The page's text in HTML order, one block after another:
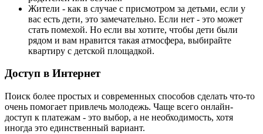
Жители - как в случае с присмотром за детьми, если у
вас есть дети, это замечательно. Если нет - это может
стать помехой. Но если вы хотите, чтобы дети были
рядом и вам нравится такая атмосфера, выбирайте
квартиру с детской площадкой.
Доступ в Интернет
Поиск более простых и современных способов сделать что-то
очень помогает привлечь молодежь. Чаще всего онлайн-
доступ к платежам - это выбор, а не необходимость, хотя
иногда это единственный вариант.